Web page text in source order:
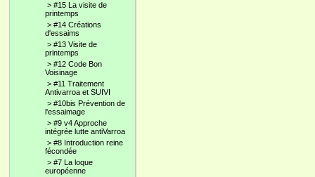
> #15 La visite de
printemps
> #14 Créations
d'essaims
> #13 Visite de
printemps
> #12 Code Bon
Voisinage
> #11 Traitement
Antivarroa et SUIVI
> #10bis Prévention de
l'essaimage
> #9 v4 Approche
intégrée lutte antiVarroa
> #8 Introduction reine
fécondée
> #7 La loque
européenne